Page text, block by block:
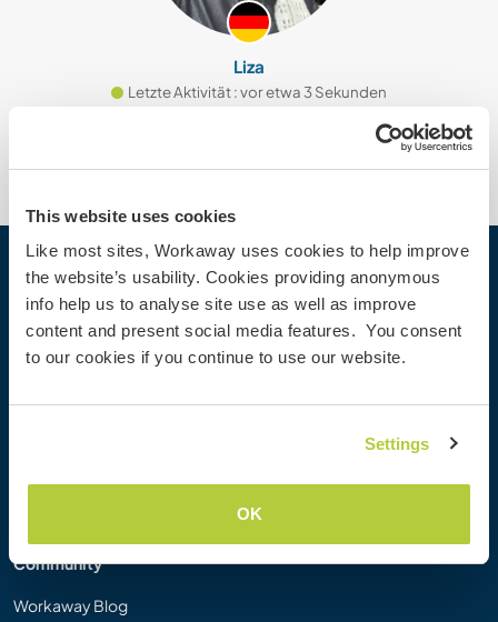
This website uses cookies
Like most sites, Workaway uses cookies to help improve
the website’s usability. Cookies providing anonymous
info help us to analyse site use as well as improve
content and present social media features. You consent
to our cookies if you continue to use our website.
Settings
OK
Liza
Letzte Aktivität : vor etwa 3 Sekunden
Workaway
Gastgeber finden
Informationen für Gastgeber
Als Workawayer registrieren
Community
Workaway Blog